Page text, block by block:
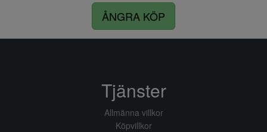
ÅNGRA KÖP
Tjänster
Allmänna villkor
Köpvillkor